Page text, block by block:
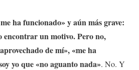
ha funcionado» y aún más grave:
encontrar un motivo. Pero no,
de mí», «me ha
yo que «no aguanto nada». No. Y